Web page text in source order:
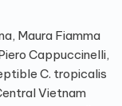
Maura Fiamma
Cappuccinelli,
C. tropicalis
Vietnam